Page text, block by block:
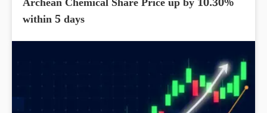
Archean Chemical Share Price up by 10.30%
within 5 days